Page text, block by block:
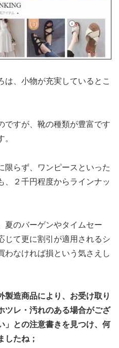
は、小物が充実しているとこ
ですが、靴の種類が豊富です
限らず、ワンピースといった
、２千円程度からラインナッ
夏のバーゲンやタイムセー
じて更に割引が適用されるシ
わなければ損という気さえし
製造商品により、お受け取り
ツレ・汚れのある場合がござ
」との注意書きを見つけ、何
したね；